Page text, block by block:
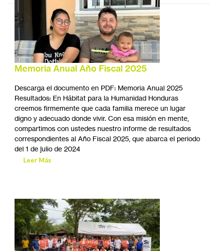
Memoria Anual Año Fiscal 2025
Descarga el documento en PDF: Memoria Anual 2025
Resultados: En Hábitat para la Humanidad Honduras
creemos firmemente que cada familia merece un lugar
digno y adecuado donde vivir. Con esa misión en mente,
compartimos con ustedes nuestro informe de resultados
correspondientes al Año Fiscal 2025, que abarca el periodo
del 1 de julio de 2024
Leer Más